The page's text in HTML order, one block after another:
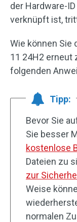
der Hardware-
verknüpft ist,
Wie können Sie
11 24H2 erneut
folgenden
Tipp:
Bevor Sie
Sie besser
kostenlose
Dateien zu
zur
Weise
normalen